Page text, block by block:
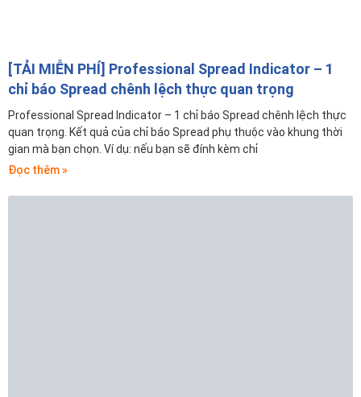
[TẢI MIỄN PHÍ] Professional Spread Indicator – 1
chỉ báo Spread chênh lệch thực quan trọng
Professional Spread Indicator – 1 chỉ báo Spread chênh lệch thực
quan trọng. Kết quả của chỉ báo Spread phụ thuộc vào khung thời
gian mà bạn chọn. Ví dụ: nếu bạn sẽ đính kèm chỉ
Đọc thêm »